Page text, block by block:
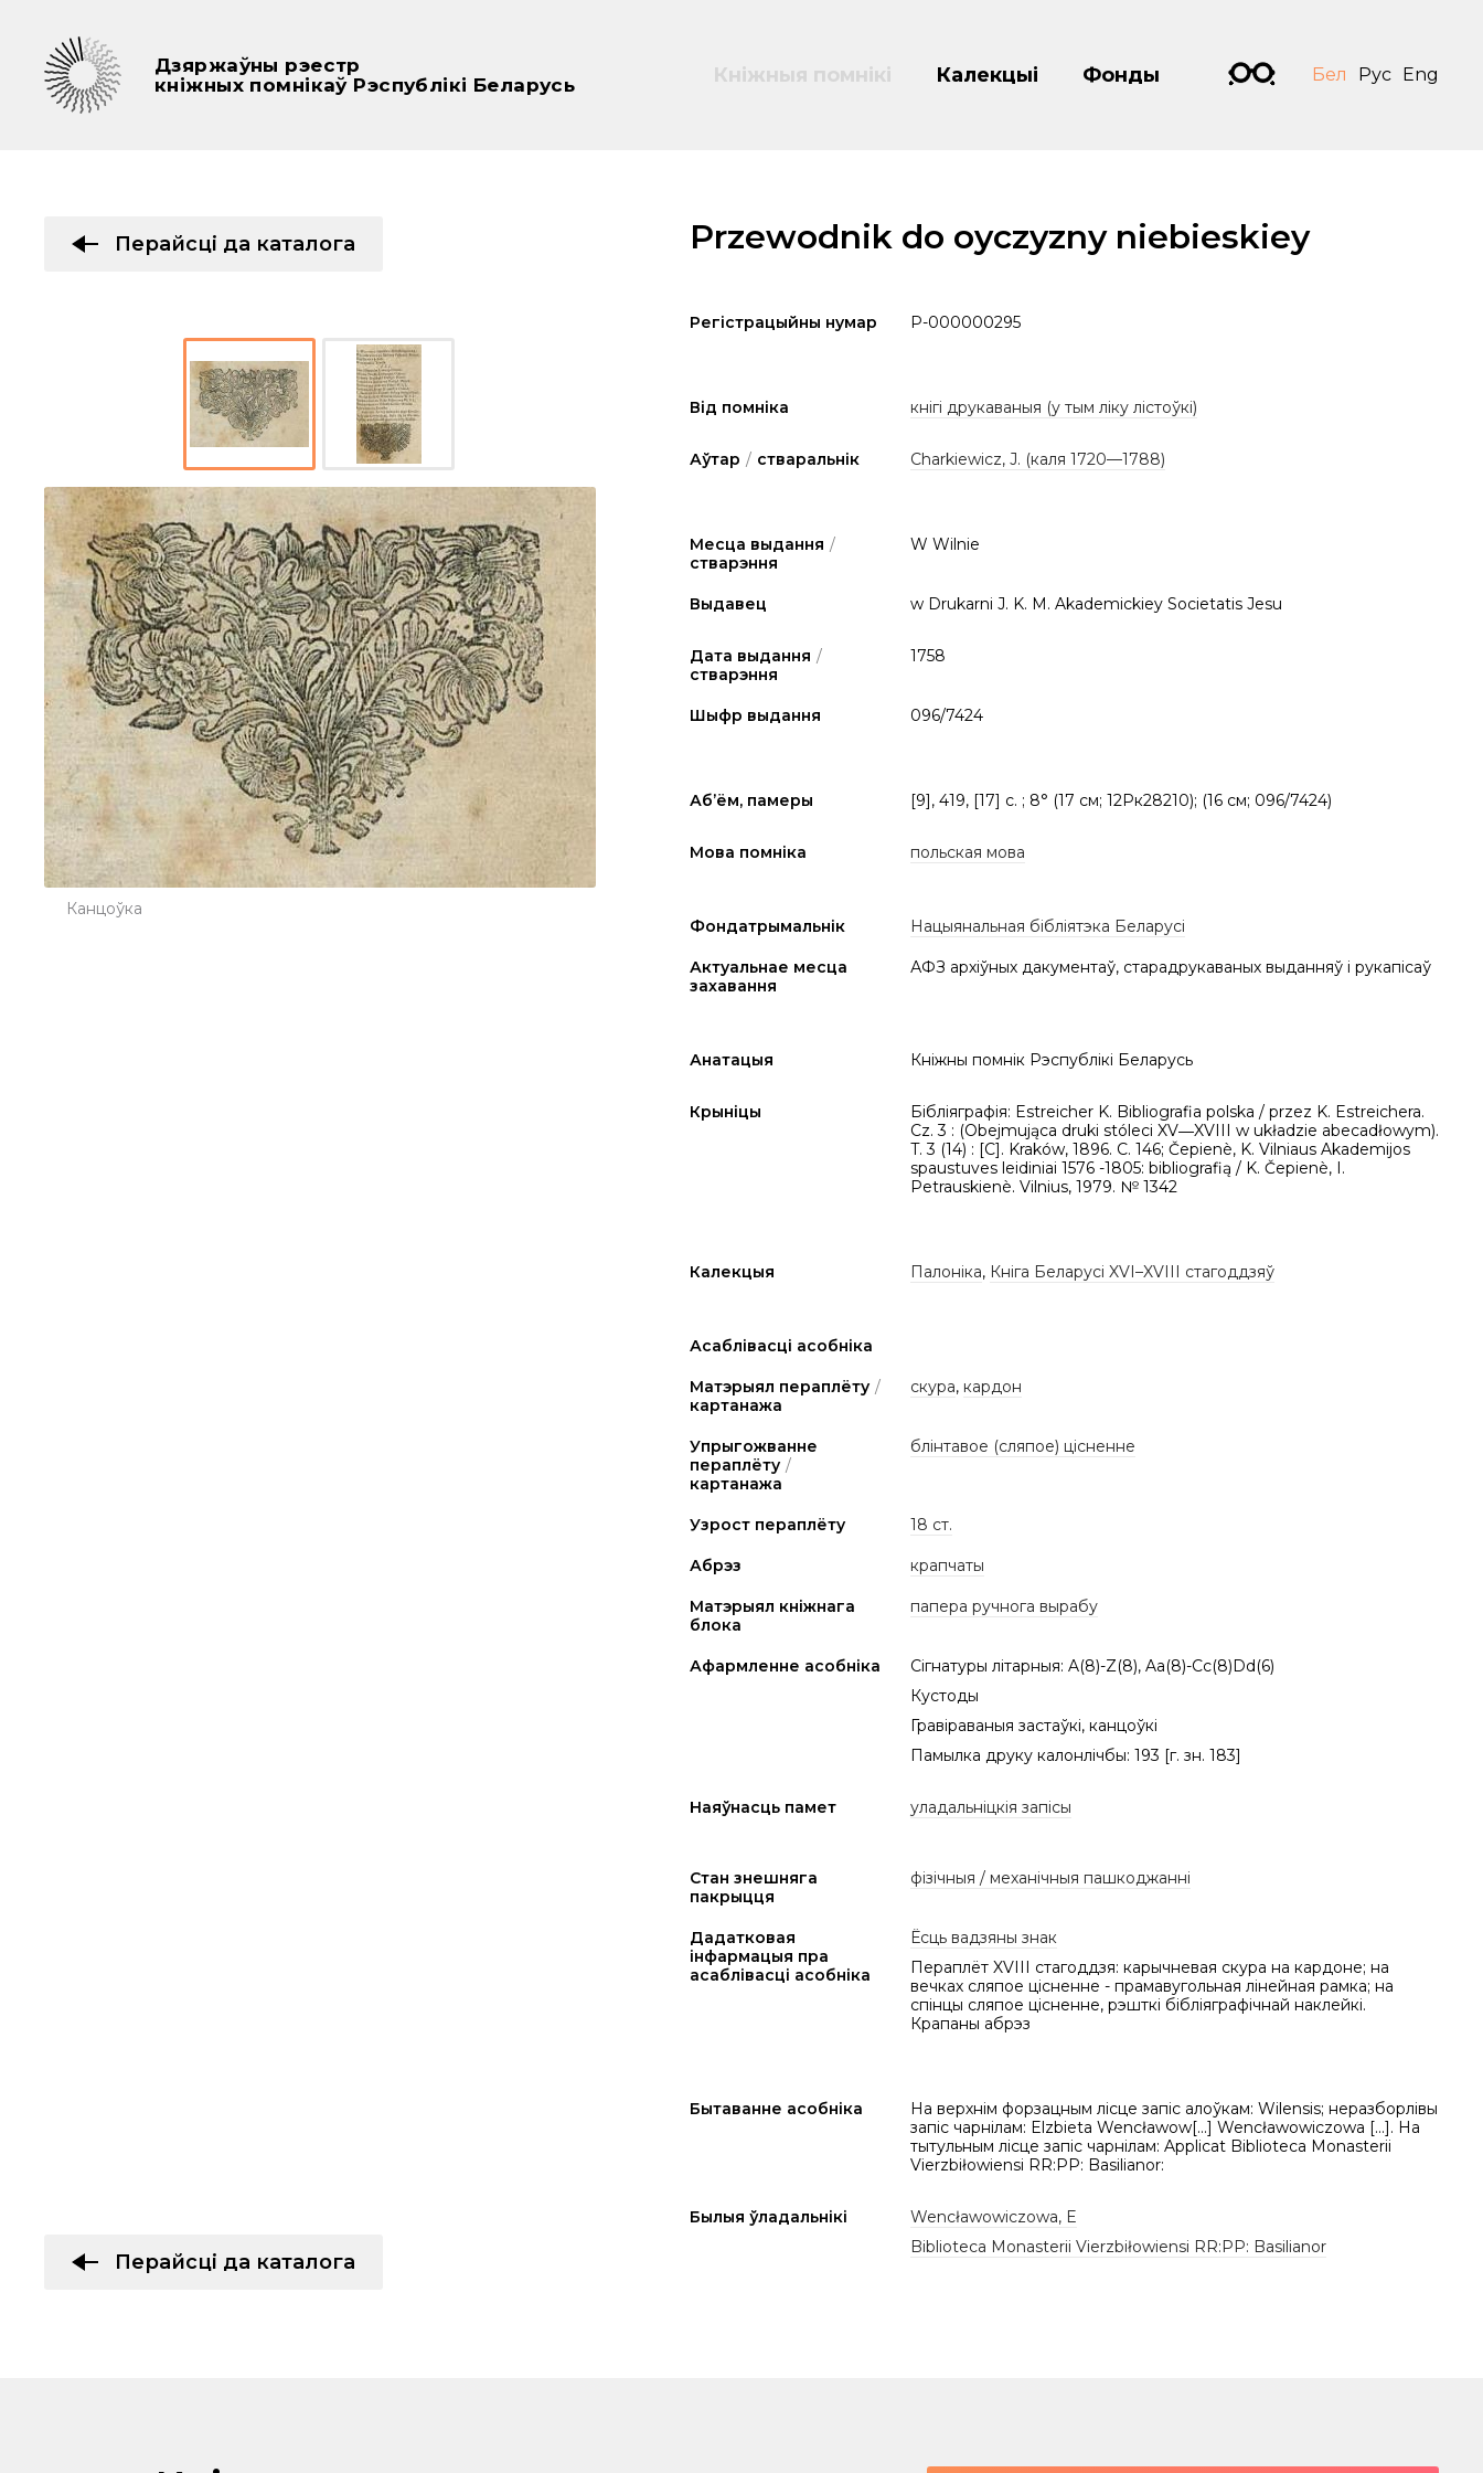
Дзяржаўны рэестр
кніжных помнікаў Рэспублікі Беларусь
Кніжныя помнікі Калекцыі Фонды Бел Рус Eng
Перайсці да каталога
Канцоўка
Перайсці да каталога
Przewodnik do oyczyzny niebieskiey
Регістрацыйны нумар P-000000295
Від помніка кнігі друкаваныя (у тым ліку лістоўкі)
Аўтар / стваральнік Charkiewicz, J. (каля 1720—1788)
Месца выдання /
стварэння
W Wilnie
Выдавец w Drukarni J. K. M. Akademickiey Societatis Jesu
Дата выдання /
стварэння
1758
Шыфр выдання 096/7424
Аб’ём, памеры [9], 419, [17] с. ; 8° (17 см; 12Рк28210); (16 см; 096/7424)
Мова помніка польская мова
Фондатрымальнік Нацыянальная бібліятэка Беларусі
Актуальнае месца
захавання
АФЗ архіўных дакументаў, старадрукаваных выданняў і рукапісаў
Анатацыя Кніжны помнік Рэспублікі Беларусь
Крыніцы
Бібліяграфія: Estreicher K. Bibliografia polska / przez K. Estreichera.
Cz. 3 : (Obejmująca druki stóleci XV―XVIII w układzie abecadłowym).
T. 3 (14) : [C]. Kraków, 1896. С. 146; Čepienè, K. Vilniaus Akademijos
spaustuves leidiniai 1576 -1805: bibliografią / K. Čepienè, I.
Petrauskienè. Vilnius, 1979. № 1342
Калекцыя Палоніка, Кніга Беларусі XVI–XVIII стагоддзяў
Асаблівасці асобніка
Матэрыял пераплёту /
картанажа
скура, кардон
Упрыгожванне
пераплёту /
картанажа
блінтавое (сляпое) цісненне
Узрост пераплёту 18 ст.
Абрэз крапчаты
Матэрыял кніжнага
блока
папера ручнога вырабу
Афармленне асобніка
Сігнатуры літарныя: A(8)-Z(8), Aa(8)-Cc(8)Dd(6)
Кустоды
Гравіраваныя застаўкі, канцоўкі
Памылка друку калонлічбы: 193 [г. зн. 183]
Наяўнасць памет уладальніцкія запісы
Стан знешняга
пакрыцця
фізічныя / механічныя пашкоджанні
Дадатковая
інфармацыя пра
асаблівасці асобніка
Ёсць вадзяны знак
Пераплёт XVIII стагоддзя: карычневая скура на кардоне; на
вечках сляпое цісненне - прамавугольная лінейная рамка; на
спінцы сляпое цісненне, рэшткі бібліяграфічнай наклейкі.
Крапаны абрэз
Бытаванне асобніка
На верхнім форзацным лісце запіс алоўкам: Wilensis; неразборлівы
запіс чарнілам: Elzbieta Wencławow[...] Wencławowiczowa [...]. На
тытульным лісце запіс чарнілам: Applicat Biblioteca Monasterii
Vierzbiłowiensi RR:PP: Basilianor:
Былыя ўладальнікі
Wencławowiczowa, E
Biblioteca Monasterii Vierzbiłowiensi RR:PP: Basilianor